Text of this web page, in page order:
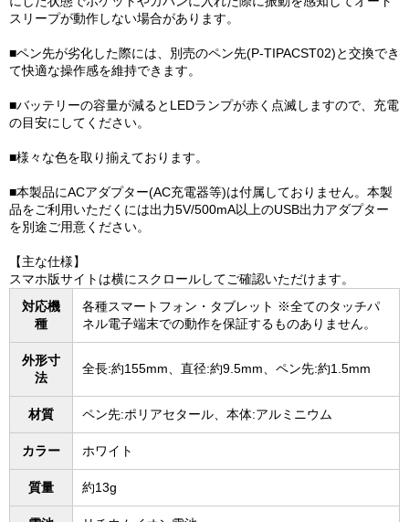
スリープが動作しない場合があります。
■ペン先が劣化した際には、別売のペン先(P-TIPACST02)と交換でき
て快適な操作感を維持できます。
■バッテリーの容量が減るとLEDランプが赤く点滅しますので、充電
の目安にしてください。
■様々な色を取り揃えております。
■本製品にACアダプター(AC充電器等)は付属しておりません。本製
品をご利用いただくには出力5V/500mA以上のUSB出力アダプター
を別途ご用意ください。
【主な仕様】
スマホ版サイトは横にスクロールしてご確認いただけます。
対応機
種
各種スマートフォン・タブレット ※全てのタッチパ
ネル電子端末での動作を保証するものありません。
外形寸
法
全長:約155mm、直径:約9.5mm、ペン先:約1.5mm
材質 ペン先:ポリアセタール、本体:アルミニウム
カラー ホワイト
質量 約13g